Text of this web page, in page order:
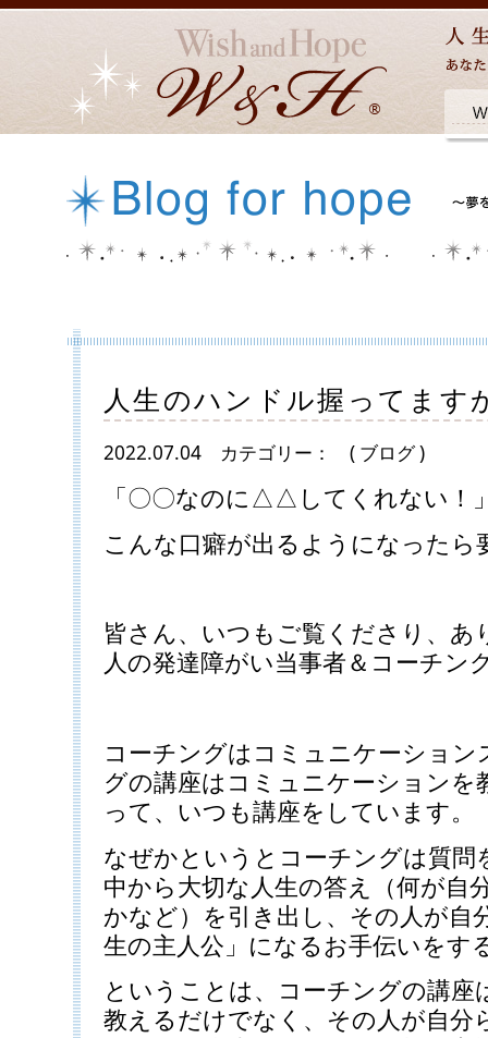
人生のハンドル握ってます
2022.07.04 カテゴリー： ( ブログ )
「〇〇なのに△△してくれない！
こんな口癖が出るようになったら
皆さん、いつもご覧くださり、
人の発達障がい当事者＆コーチン
コーチングはコミュニケーショ
グの講座はコミュニケーション
って、いつも講座をしています。
なぜかというとコーチングは質問
中から大切な人生の答え（何が自
かなど）を引き出し、その人が自
生の主人公」になるお手伝いをす
ということは、コーチングの講
教えるだけでなく、その人が自分